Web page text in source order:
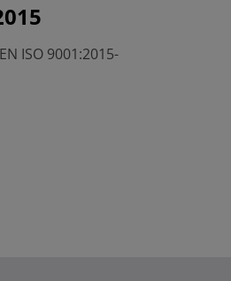
ISO 9001:2015-